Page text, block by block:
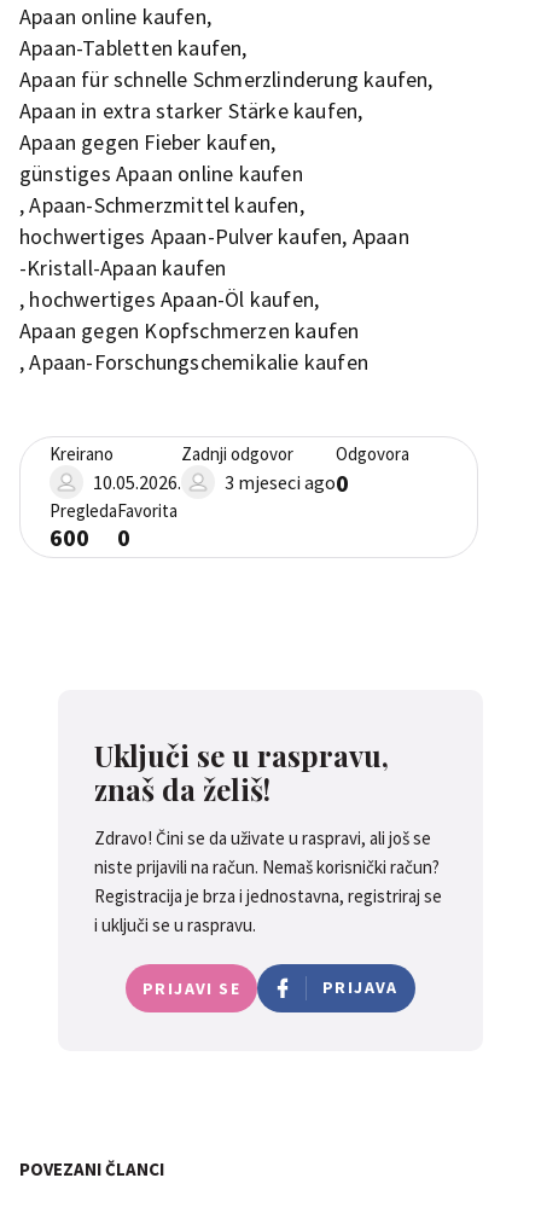
Apaan online kaufen,
Apaan-Tabletten kaufen,
Apaan für schnelle Schmerzlinderung kaufen,
Apaan in extra starker Stärke kaufen,
Apaan gegen Fieber kaufen,
günstiges Apaan online kaufen
, Apaan-Schmerzmittel kaufen,
hochwertiges Apaan-Pulver kaufen, Apaan
-Kristall-Apaan kaufen
, hochwertiges Apaan-Öl kaufen,
Apaan gegen Kopfschmerzen kaufen
, Apaan-Forschungschemikalie kaufen
Kreirano
10.05.2026.
Zadnji odgovor
3 mjeseci ago
Odgovora
0
Pregleda
600
Favorita
0
Uključi se u raspravu,
znaš da želiš!
Zdravo! Čini se da uživate u raspravi, ali još se
niste prijavili na račun. Nemaš korisnički račun?
Registracija je brza i jednostavna, registriraj se
i uključi se u raspravu.
PRIJAVI SE PRIJAVA
POVEZANI ČLANCI